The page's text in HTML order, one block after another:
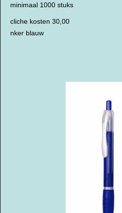
minimaal 1000 stuks
cliche kosten 30,00
nker blauw